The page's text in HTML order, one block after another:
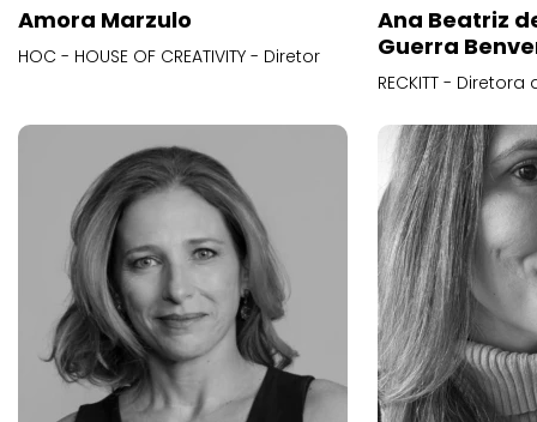
Amora Marzulo
HOC - HOUSE OF CREATIVITY - Diretor
Ana Beatriz
Guerra
RECKITT -